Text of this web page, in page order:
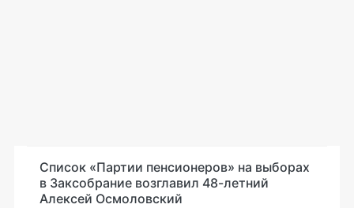
Список «Партии пенсионеров» на выборах
в Заксобрание возглавил 48-летний
Алексей Осмоловский